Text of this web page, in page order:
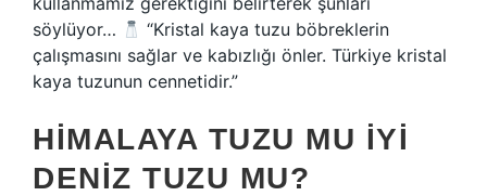
söylüyor…
“Kristal kaya tuzu böbreklerin
çalışmasını sağlar ve kabızlığı önler. Türkiye kristal
kaya tuzunun cennetidir.”
HIMALAYA TUZU MU IYI
DENIZ TUZU MU?